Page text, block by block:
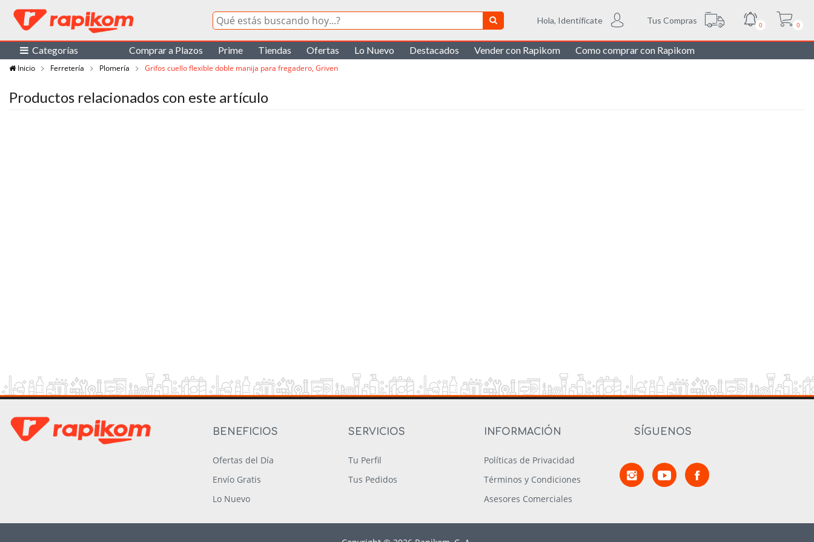
Hola, Identifícate Tus Compras 0 0
Categorías Comprar a Plazos Prime Tiendas Ofertas Lo Nuevo Destacados Vender con Rapikom Como comprar con Rapikom
Inicio Ferretería Plomería Grifos cuello flexible doble manija para fregadero, Griven
Productos relacionados con este artículo
BENEFICIOS
Ofertas del Día
Envío Gratis
Lo Nuevo
SERVICIOS
Tu Perfil
Tus Pedidos
INFORMACIÓN
Políticas de Privacidad
Términos y Condiciones
Asesores Comerciales
SÍGUENOS